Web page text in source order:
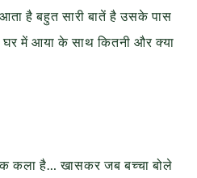
है बहुत सारी बातें है उसके पास
घर में आया के साथ कितनी और क्या
कला है… खासकर जब बच्चा बोले